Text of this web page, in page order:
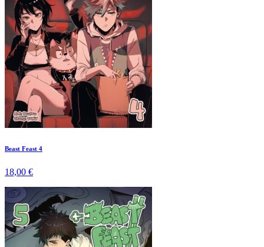
Beast Feast 4
18,00 €